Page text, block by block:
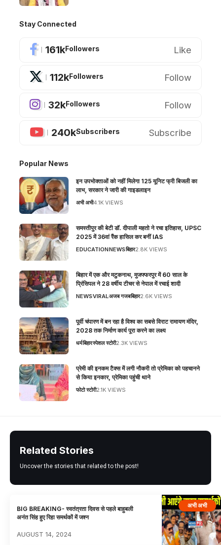
Stay Connected
161kFollowers Like
112kFollowers Follow
32kFollowers Follow
240kSubscribers Subscribe
Popular News
इन उपभोक्ताओं को नहीं मिलेगा 125 यूनिट फ्री बिजली का
लाभ, सरकार ने जारी की गाइडलाइन
अभी अभी4.1K VIEWS
समस्तीपुर की बेटी डॉ. दीपाली महतो ने रचा इतिहास, UPSC
2025 में 36वां रैंक हासिल कर बनीं IAS
EDUCATIONNEWSबिहार2.8K VIEWS
बिहार में एक और मटुकनाथ, मुजफ्फरपुर में 60 साल के
प्रिंसिपल ने 28 वर्षीय टीचर से नेपाल में रचाई शादी
NEWSVIRALअजब गजबबिहार2.6K VIEWS
पूर्वी चंपारण में बन रहा है विश्व का सबसे विराट रामायण मंदिर,
2028 तक निर्माण कार्य पूरा करने का लक्ष्य
धर्मबिहारस्पेशल स्टोरी2.3K VIEWS
प्रेमी की इनकम टैक्स में लगी नौकरी तो प्रेमिका को पहचानने
से किया इनकार, प्रेमिका पहुंची थाने
फोटो स्टोरी2.1K VIEWS
Related Stories
Uncover the stories that related to the post!
अभी अभी
BIG BREAKING- स्वतंत्रता दिवस से पहले बाहुबली
अनंत सिंह हुए रिहा समर्थकों में जश्न
AUGUST 14, 2024